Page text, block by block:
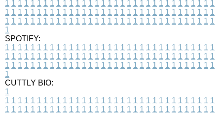
1 1 1 1 1 1 1 1 1 1 1 1 1 1 1 1 1 1 1 1 1 1 1 1 1 1 1 1 1 1 1 1 1
1 1 1 1 1 1 1 1 1 1 1 1 1 1 1 1 1 1 1 1 1 1 1 1 1 1 1 1 1 1 1 1 1
1 1 1 1 1 1 1 1 1 1 1 1 1 1 1 1 1 1 1 1 1 1 1 1 1 1 1 1 1 1 1 1 1
1
SPOTIFY:
1 1 1 1 1 1 1 1 1 1 1 1 1 1 1 1 1 1 1 1 1 1 1 1 1 1 1 1 1 1 1 1 1
1 1 1 1 1 1 1 1 1 1 1 1 1 1 1 1 1 1 1 1 1 1 1 1 1 1 1 1 1 1 1 1 1
1 1 1 1 1 1 1 1 1 1 1 1 1 1 1 1 1 1 1 1 1 1 1 1 1 1 1 1 1 1 1 1 1
1
CUTTLY BIO:
1
1 1 1 1 1 1 1 1 1 1 1 1 1 1 1 1 1 1 1 1 1 1 1 1 1 1 1 1 1 1 1 1 1
1 1 1 1 1 1 1 1 1 1 1 1 1 1 1 1 1 1 1 1 1 1 1 1 1 1 1 1 1 1 1 1 1